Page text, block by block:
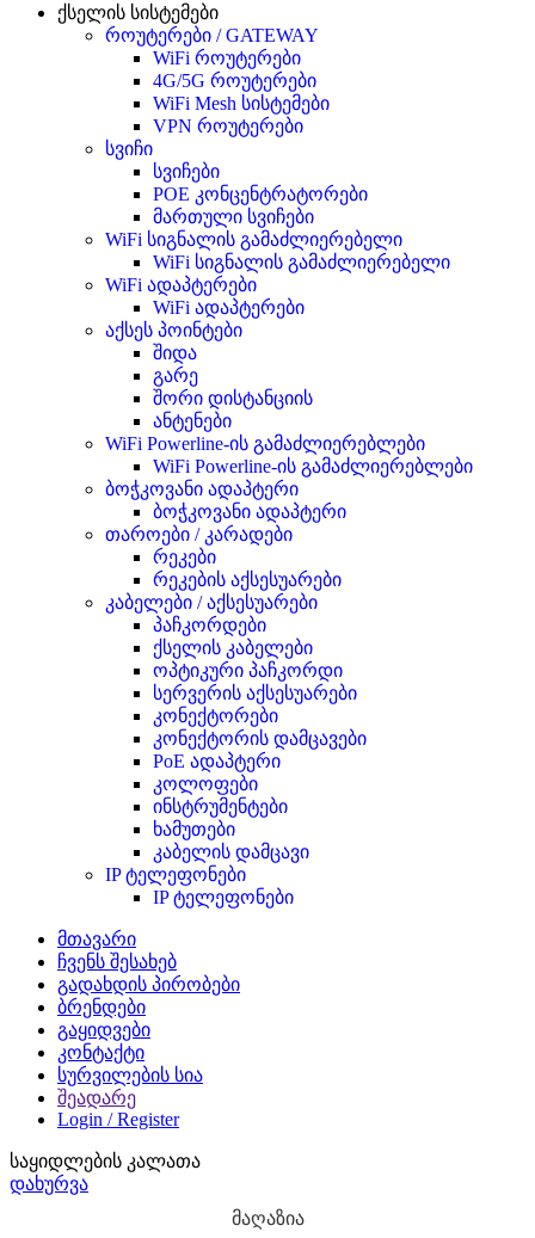
ქსელის სისტემები
როუტერები / GATEWAY
WiFi როუტერები
4G/5G როუტერები
WiFi Mesh სისტემები
VPN როუტერები
სვიჩი
სვიჩები
POE კონცენტრატორები
მართული სვიჩები
WiFi სიგნალის გამაძლიერებელი
WiFi სიგნალის გამაძლიერებელი
WiFi ადაპტერები
WiFi ადაპტერები
აქსეს პოინტები
შიდა
გარე
შორი დისტანციის
ანტენები
WiFi Powerline-ის გამაძლიერებლები
WiFi Powerline-ის გამაძლიერებლები
ბოჭკოვანი ადაპტერი
ბოჭკოვანი ადაპტერი
თაროები / კარადები
რეკები
რეკების აქსესუარები
კაბელები / აქსესუარები
პაჩკორდები
ქსელის კაბელები
ოპტიკური პაჩკორდი
სერვერის აქსესუარები
კონექტორები
კონექტორის დამცავები
PoE ადაპტერი
კოლოფები
ინსტრუმენტები
ხამუთები
კაბელის დამცავი
IP ტელეფონები
IP ტელეფონები
მთავარი
ჩვენს შესახებ
გადახდის პირობები
ბრენდები
გაყიდვები
კონტაქტი
სურვილების სია
შეადარე
Login / Register
საყიდლების კალათა
დახურვა
მაღაზია